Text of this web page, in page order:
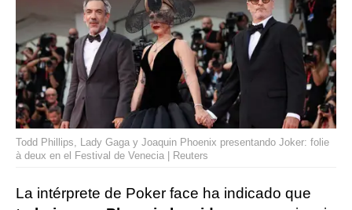
Todd Phillips, Lady Gaga y Joaquin Phoenix presentando Joker: folie
à deux en el Festival de Venecia | Reuters
La intérprete de Poker face ha indicado que